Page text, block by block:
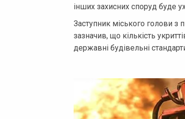
інших захисних споруд буде
Заступник міського голови з
зазначив, що кількість
державні будівельні